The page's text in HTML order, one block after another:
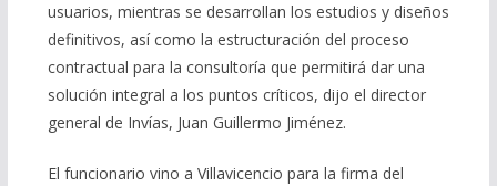
usuarios, mientras se desarrollan los estudios y diseños
definitivos, así como la estructuración del proceso
contractual para la consultoría que permitirá dar una
solución integral a los puntos críticos, dijo el director
general de Invías, Juan Guillermo Jiménez.
El funcionario vino a Villavicencio para la firma del